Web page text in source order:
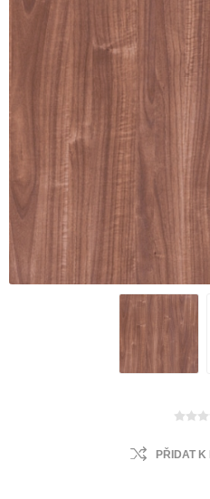
PŘIDAT K